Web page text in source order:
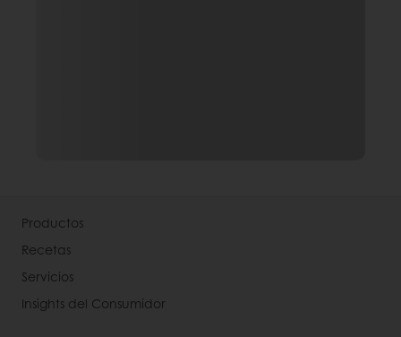
Productos
Recetas
Servicios
Insights del Consumidor